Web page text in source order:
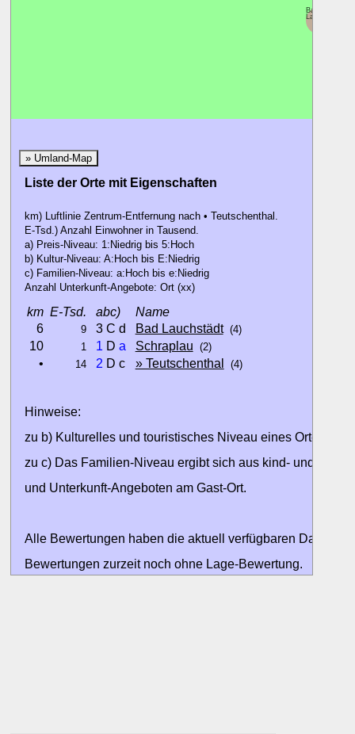
Bad
Lauchstädt
» Umland-Map
Liste der Orte mit Eigenschaften
km) Luftlinie Zentrum-Entfernung nach • Teutschenthal.
E-Tsd.) Anzahl Einwohner in Tausend.
a) Preis-Niveau: 1:Niedrig bis 5:Hoch
b) Kultur-Niveau: A:Hoch bis E:Niedrig
c) Familien-Niveau: a:Hoch bis e:Niedrig
Anzahl Unterkunft-Angebote: Ort (xx)
km E-Tsd. abc)
Name
6
9 3 C d Bad Lauchstädt (4)
10 1 1 D a Schraplau (2)
• 14 2 D c » Teutschenthal (4)
Hinweise:
zu b) Kulturelles und touristisches Niveau eines Ortes
zu c) Das Familien-Niveau ergibt sich aus kind- und
und Unterkunft-Angeboten am Gast-Ort.
Alle Bewertungen haben die aktuell verfügbaren Daten
Bewertungen zurzeit noch ohne Lage-Bewertung.